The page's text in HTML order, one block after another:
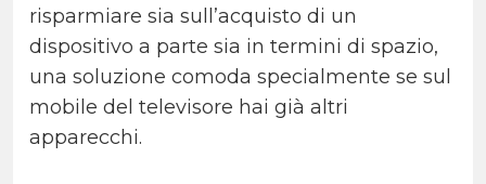
risparmiare sia sull’acquisto di un
dispositivo a parte sia in termini di spazio,
una soluzione comoda specialmente se sul
mobile del televisore hai già altri
apparecchi.